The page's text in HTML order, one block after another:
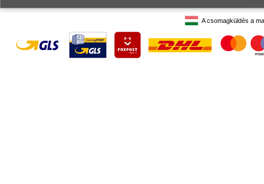
A csomagküldés a